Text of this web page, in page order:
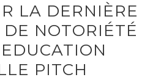
LA DERNIÈRE
NOTORIÉTÉ
PITCH